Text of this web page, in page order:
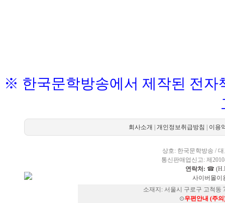
※ 한국문학방송에서 제작된 전자
회사소개 개인정보취급방침 이용
상호: 한국문학방송 /
통신판매업신고: 제
연락처: ☎
사이버몰이
소재지: 서울시 구로구 고척동
⊙우편안내 (주